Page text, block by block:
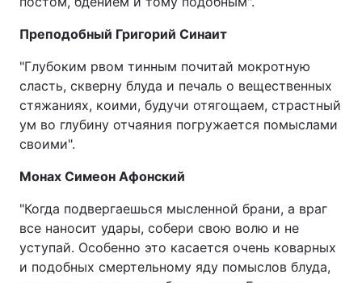
Преподобный Григорий Синаит
"Глубоким рвом тинным почитай мокротную
сласть, скверну блуда и печаль о вещественных
стяжаниях, коими, будучи отягощаем, страстный
ум во глубину отчаяния погружается помыслами
своими".
Монах Симеон Афонский
"Когда подвергаешься мысленной брани, а враг
все наносит удары, собери свою волю и не
уступай. Особенно это касается очень коварных
и подобных смертельному яду помыслов блуда,